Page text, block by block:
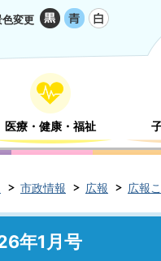
色変更
医療・健康・福祉
市政情報 広報 広報
年1月号